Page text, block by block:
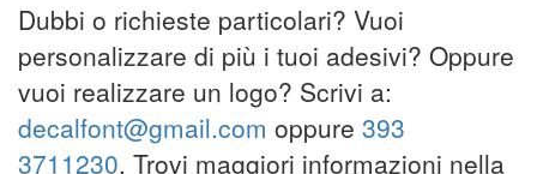
Dubbi o richieste particolari? Vuoi
personalizzare di più i tuoi adesivi? Oppure
vuoi realizzare un logo? Scrivi a:
decalfont@gmail.com oppure 393
3711230. Trovi maggiori informazioni nella